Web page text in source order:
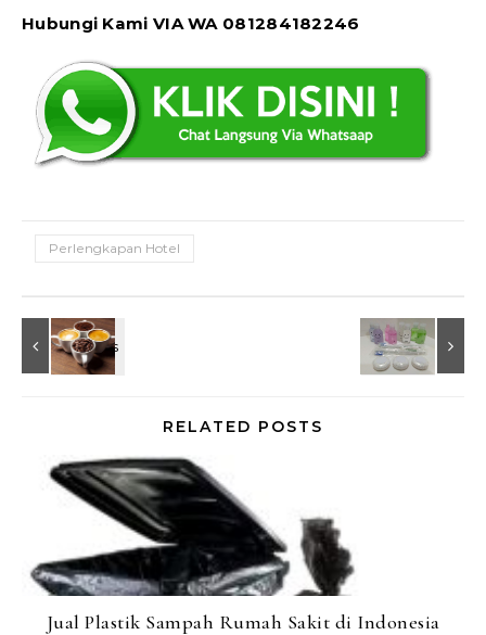
Hubungi Kami VIA WA 081284182246
Perlengkapan Hotel
RELATED POSTS
Jual Plastik Sampah Rumah Sakit di Indonesia